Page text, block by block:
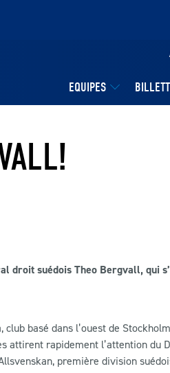
EQUIPES
droit suédois Theo Bergvall, qui
basé dans l’ouest de
attirent rapidement l’attention du
première division